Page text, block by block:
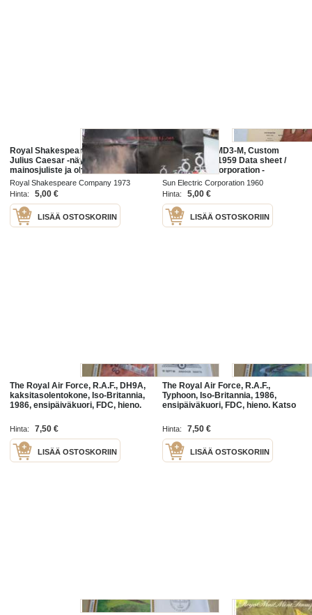
Royal Shakespeare Company -
Julius Caesar -näytelmän
mainosjuliste ja ohjelma / esite
Royal Shakespeare Company 1973
Hinta:
5,00 €
LISÄÄ OSTOSKORIIN
Dodge Royal-MD3-M, Custom
Royal-MD3-H 1959 Data sheet /
Sun Electric Corporation -
säätöarvot taulukko
Sun Electric Corporation 1960
Hinta:
5,00 €
LISÄÄ OSTOSKORIIN
The Royal Air Force, R.A.F., DH9A,
kaksitasolentokone, Iso-Britannia,
1986, ensipäiväkuori, FDC, hieno.
noin 1200 erilaista
Hinta: 7,50 €
LISÄÄ OSTOSKORIIN
The Royal Air Force, R.A.F.,
Typhoon, Iso-Britannia, 1986,
ensipäiväkuori, FDC, hieno. Katso
1200 erilaista amerikkalaista
Hinta: 7,50 €
LISÄÄ OSTOSKORIIN